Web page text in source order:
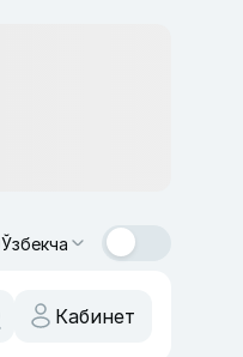
Ўзбекча
Кабинет